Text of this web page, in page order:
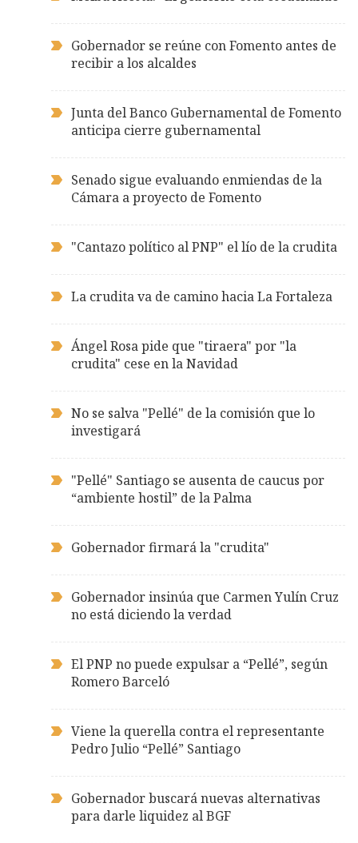
Gobernador se reúne con Fomento antes de
recibir a los alcaldes
Junta del Banco Gubernamental de Fomento
anticipa cierre gubernamental
Senado sigue evaluando enmiendas de la
Cámara a proyecto de Fomento
"Cantazo político al PNP" el lío de la crudita
La crudita va de camino hacia La Fortaleza
Ángel Rosa pide que "tiraera" por "la
crudita" cese en la Navidad
No se salva "Pellé" de la comisión que lo
investigará
"Pellé" Santiago se ausenta de caucus por
“ambiente hostil” de la Palma
Gobernador firmará la "crudita"
Gobernador insinúa que Carmen Yulín Cruz
no está diciendo la verdad
El PNP no puede expulsar a “Pellé”, según
Romero Barceló
Viene la querella contra el representante
Pedro Julio “Pellé” Santiago
Gobernador buscará nuevas alternativas
para darle liquidez al BGF